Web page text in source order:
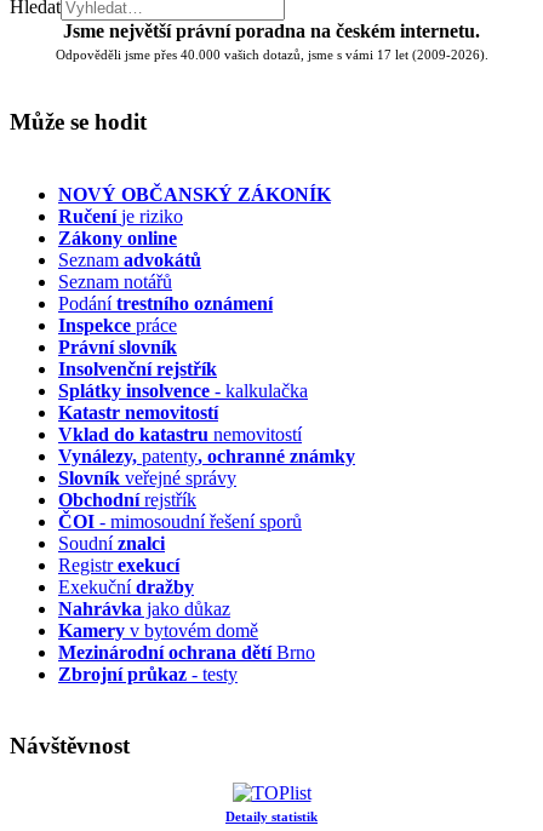
Hledat
Jsme největší právní poradna na českém internetu.
Odpověděli jsme přes 40.000 vašich dotazů, jsme s vámi 17 let (2009-2026).
Může se hodit
NOVÝ OBČANSKÝ ZÁKONÍK
Ručeníje riziko
Zákony online
Seznam advokátů
Seznam notářů
Podánítrestního oznámení
Inspekce práce
Právní slovník
Insolvenčnírejstřík
Splátky insolvence - kalkulačka
Katastr nemovitostí
Vklad do katastru nemovitostí
Vynálezy, patenty, ochranné známky
Slovník veřejné správy
Obchodnírejstřík
ČOI - mimosoudní řešení sporů
Soudníznalci
Registrexekucí
Exekučnídražby
Nahrávka jako důkaz
Kamery v bytovém domě
Mezinárodní ochrana dětíBrno
Zbrojní průkaz - testy
Návštěvnost
Detaily statistik